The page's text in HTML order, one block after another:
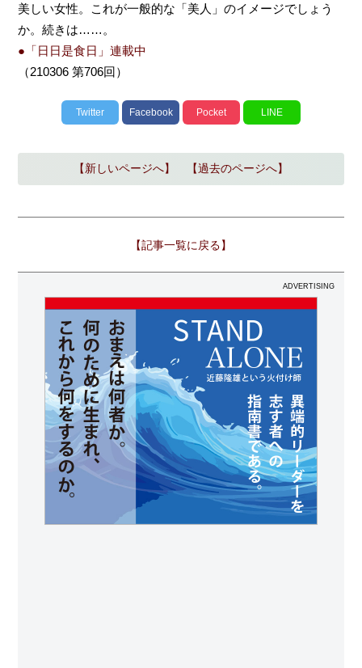
美しい女性。これが一般的な「美人」のイメージでしょう
か。続きは……。
●「日日是食日」連載中
（210306 第706回）
Twitter Facebook Pocket LINE
【新しいページへ】 【過去のページへ】
【記事一覧に戻る】
ADVERTISING